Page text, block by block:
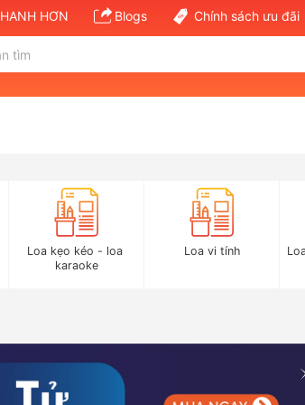
HƠN Blogs Chính sách ưu đãi
Loa kẹo kéo - loa
karaoke
Loa vi tính